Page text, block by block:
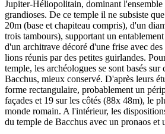
Jupiter-Héliopolitain, dominant l'ensemble
grandioses. De ce temple il ne subsiste
20m (base et chapiteau compris), d'un
trois tambours), supportant un
d'un architrave décoré d'une frise avec des
lions réunis par des petites guirlandes.
temple, les archéologues se sont basés
Bacchus, mieux conservé. D'après leurs
forme rectangulaire, probablement un
façades et 19 sur les côtés (88x 48m), le
monde romain. A l'intérieur, les
du temple de Bacchus avec un pronaos et